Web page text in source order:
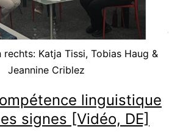
rechts: Katja Tissi, Tobias Haug &
Jeannine Criblez
linguistique
signes [Vidéo, DE]